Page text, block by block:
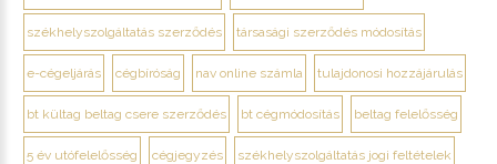
székhelyszolgáltatás szerződés társasági szerződés módosítás
e-cégeljárás cégbíróság nav online számla tulajdonosi hozzájárulás
bt kültag beltag csere szerződés bt cégmódosítás beltag felelősség
5 év utófelelősség cégjegyzés székhelyszolgáltatás jogi feltételek